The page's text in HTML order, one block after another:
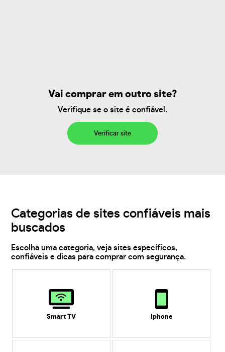
Vai comprar em outro site?
Verifique se o site é confiável.
Verificar site
Categorias de sites confiáveis mais
buscados
Escolha uma categoria, veja sites específicos,
confiáveis e dicas para comprar com segurança.
Smart TV Iphone